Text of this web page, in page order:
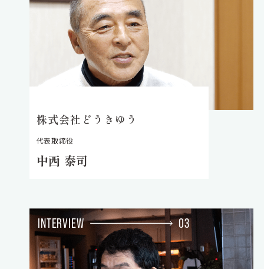
株式会社どうきゆう
代表取締役
中西 泰司
INTERVIEW 03